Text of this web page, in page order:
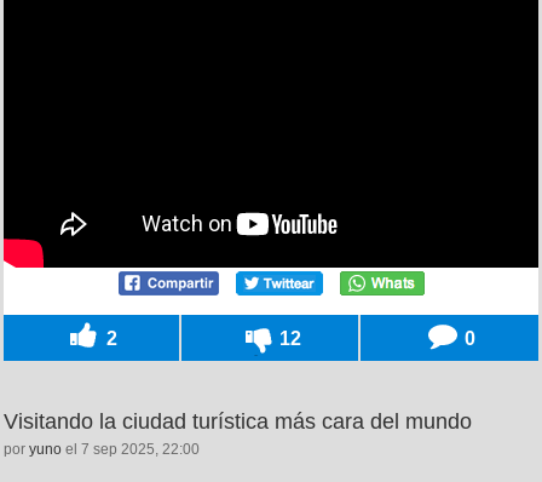
2 12 0
Visitando la ciudad turística más cara del mundo
por yuno el 7 sep 2025, 22:00